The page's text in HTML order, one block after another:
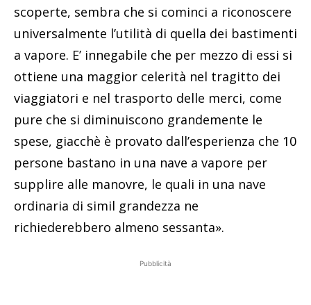
scoperte, sembra che si cominci a riconoscere
universalmente l’utilità di quella dei bastimenti
a vapore. E’ innegabile che per mezzo di essi si
ottiene una maggior celerità nel tragitto dei
viaggiatori e nel trasporto delle merci, come
pure che si diminuiscono grandemente le
spese, giacchè è provato dall’esperienza che 10
persone bastano in una nave a vapore per
supplire alle manovre, le quali in una nave
ordinaria di simil grandezza ne
richiederebbero almeno sessanta».
Pubblicità